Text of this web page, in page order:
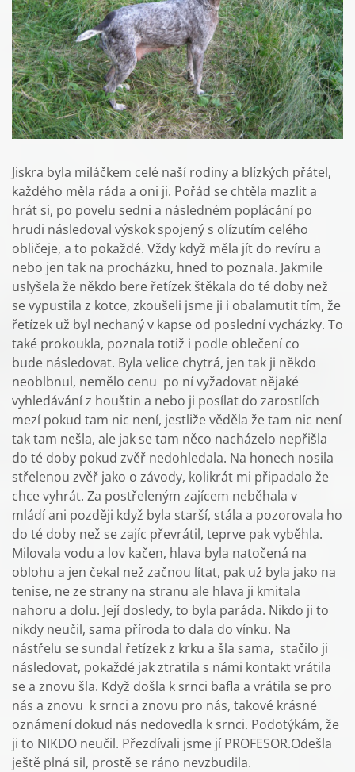
Jiskra byla miláčkem celé naší rodiny a blízkých přátel,
každého měla ráda a oni ji. Pořád se chtěla mazlit a
hrát si, po povelu sedni a následném poplácání po
hrudi následoval výskok spojený s olízutím celého
obličeje, a to pokaždé. Vždy když měla jít do revíru a
nebo jen tak na procházku, hned to poznala. Jakmile
uslyšela že někdo bere řetízek štěkala do té doby než
se vypustila z kotce, zkoušeli jsme ji i obalamutit tím, že
řetízek už byl nechaný v kapse od poslední vycházky. To
také prokoukla, poznala totiž i podle oblečení co
bude následovat. Byla velice chytrá, jen tak ji někdo
neoblbnul, nemělo cenu po ní vyžadovat nějaké
vyhledávání z houštin a nebo ji posílat do zarostlích
mezí pokud tam nic není, jestliže věděla že tam nic není
tak tam nešla, ale jak se tam něco nacházelo nepřišla
do té doby pokud zvěř nedohledala. Na honech nosila
střelenou zvěř jako o závody, kolikrát mi připadalo že
chce vyhrát. Za postřeleným zajícem neběhala v
mládí ani později když byla starší, stála a pozorovala ho
do té doby než se zajíc převrátil, teprve pak vyběhla.
Milovala vodu a lov kačen, hlava byla natočená na
oblohu a jen čekal než začnou lítat, pak už byla jako na
tenise, ne ze strany na stranu ale hlava ji kmitala
nahoru a dolu. Její dosledy, to byla paráda. Nikdo ji to
nikdy neučil, sama příroda to dala do vínku. Na
nástřelu se sundal řetízek z krku a šla sama, stačilo ji
následovat, pokaždé jak ztratila s námi kontakt vrátila
se a znovu šla. Když došla k srnci bafla a vrátila se pro
nás a znovu k srnci a znovu pro nás, takové krásné
oznámení dokud nás nedovedla k srnci. Podotýkám, že
ji to NIKDO neučil. Přezdívali jsme jí PROFESOR.Odešla
ještě plná sil, prostě se ráno nevzbudila.